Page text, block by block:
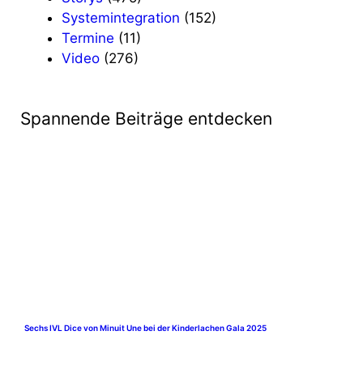
Systemintegration (152)
Termine (11)
Video (276)
Spannende Beiträge entdecken
Sechs IVL Dice von Minuit Une bei der Kinderlachen Gala 2025